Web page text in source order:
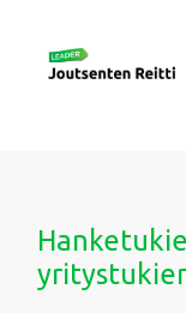
sisältöön